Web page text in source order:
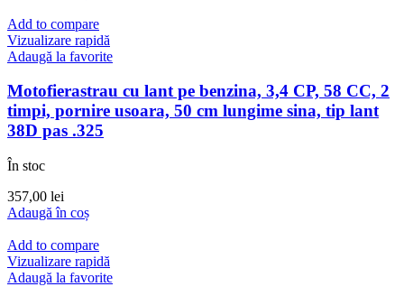
Add to compare
Vizualizare rapidă
Adaugă la favorite
Motofierastrau cu lant pe benzina, 3,4 CP, 58 CC, 2
timpi, pornire usoara, 50 cm lungime sina, tip lant
38D pas .325
În stoc
357,00 lei
Adaugă în coș
Add to compare
Vizualizare rapidă
Adaugă la favorite